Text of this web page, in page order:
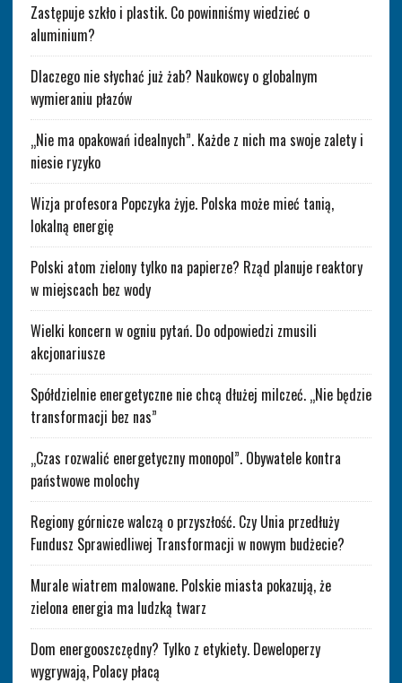
Zastępuje szkło i plastik. Co powinniśmy wiedzieć o
aluminium?
Dlaczego nie słychać już żab? Naukowcy o globalnym
wymieraniu płazów
„Nie ma opakowań idealnych”. Każde z nich ma swoje zalety i
niesie ryzyko
Wizja profesora Popczyka żyje. Polska może mieć tanią,
lokalną energię
Polski atom zielony tylko na papierze? Rząd planuje reaktory
w miejscach bez wody
Wielki koncern w ogniu pytań. Do odpowiedzi zmusili
akcjonariusze
Spółdzielnie energetyczne nie chcą dłużej milczeć. „Nie będzie
transformacji bez nas”
„Czas rozwalić energetyczny monopol”. Obywatele kontra
państwowe molochy
Regiony górnicze walczą o przyszłość. Czy Unia przedłuży
Fundusz Sprawiedliwej Transformacji w nowym budżecie?
Murale wiatrem malowane. Polskie miasta pokazują, że
zielona energia ma ludzką twarz
Dom energooszczędny? Tylko z etykiety. Deweloperzy
wygrywają, Polacy płacą